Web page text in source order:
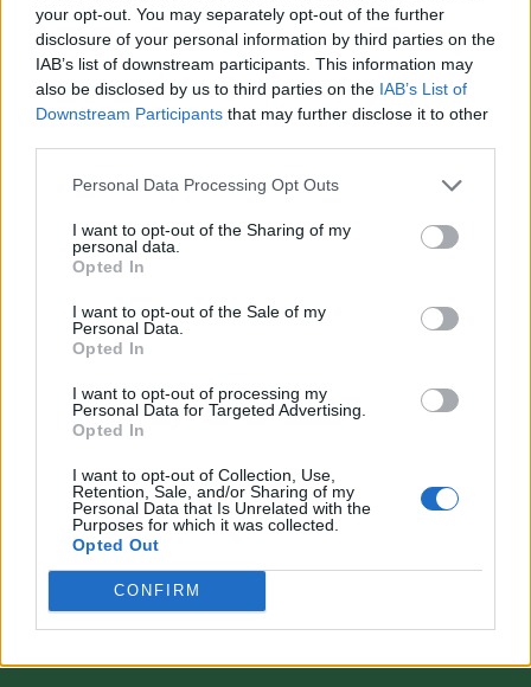
your opt-out. You may separately opt-out of the further
disclosure of your personal information by third parties on the
IAB’s list of downstream participants. This information may
also be disclosed by us to third parties on the IAB’s List of
Downstream Participants that may further disclose it to other
Personal Data Processing Opt Outs
I want to opt-out of the Sharing of my
personal data.
Opted In
I want to opt-out of the Sale of my
Personal Data.
Opted In
I want to opt-out of processing my
Personal Data for Targeted Advertising.
Opted In
I want to opt-out of Collection, Use,
Retention, Sale, and/or Sharing of my
Personal Data that Is Unrelated with the
Purposes for which it was collected.
Opted Out
CONFIRM
VAI ALLA VERSIONE CLASSICA
Alcune foto (screenshot) ed articoli presenti su "Calciomercato Magazine" sono in parte
giunti da internet, in quanto arrivati alla nostra attenzione attraverso regolari
comunicati stampa con immagini e testi allegati ed autorizzati alla pubblicazione, e
quindi valutati di pubblico dominio. Se i soggetti o gli autori avessero qualcosa in
contrario alla pubblicazione, non avranno che da segnalarlo alla redazione (indirizzo
redazione@napolimagazine.com
"Calciomercato Magazine" non è una testata giornalistica, ma un sito di informazione di